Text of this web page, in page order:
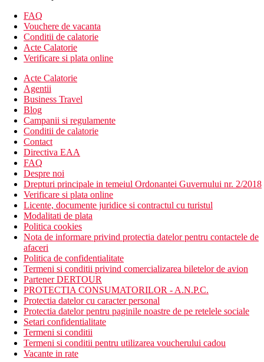
colt TV
piscina in aer liber
piscina pentru copii
jacuzzi
loc de joaca pentru copii
bar pe plaja
terasa cu sezlonguri si umbrele gratuite
Descrierea plajei
Hotelul este situat chiar langa o plaja frumoasa, cu nisip,
avand o intrare treptata in mare
Sezlongurile si umbrelele sunt oferite contra cost
Activitati sportive gratuite
tenis de masa
biliard
darts
aerobic
polo
fotbal
baschet
Copii
Hotelul ofera urmatoarele:
piscina pentru copii
loc de joaca pentru copii
patut la cerere (contra cost)
Mese
All inclusive
Mic dejun, pranz si cina tip bufet
FAQ
Vouchere de vacanta
Conditii de calatorie
Acte Calatorie
Verificare si plata online
Acte Calatorie
Agentii
Business Travel
Blog
Campanii si regulamente
Conditii de calatorie
Contact
Directiva EAA
FAQ
Despre noi
Drepturi principale in temeiul Ordonantei Guvernului nr. 2/2018
Verificare si plata online
Licente, documente juridice si contractul cu turistul
Modalitati de plata
Politica cookies
Nota de informare privind protectia datelor pentru contactele de
afaceri
Politica de confidentialitate
Termeni si conditii privind comercializarea biletelor de avion
Partener DERTOUR
PROTECTIA CONSUMATORILOR - A.N.P.C.
Protectia datelor cu caracter personal
Protectia datelor pentru paginile noastre de pe retelele sociale
Setari confidentialitate
Termeni si conditii
Termeni si conditii pentru utilizarea voucherului cadou
Vacante in rate